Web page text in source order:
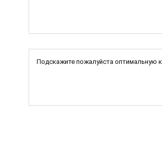
Подскажите пожалуйста оптимальную